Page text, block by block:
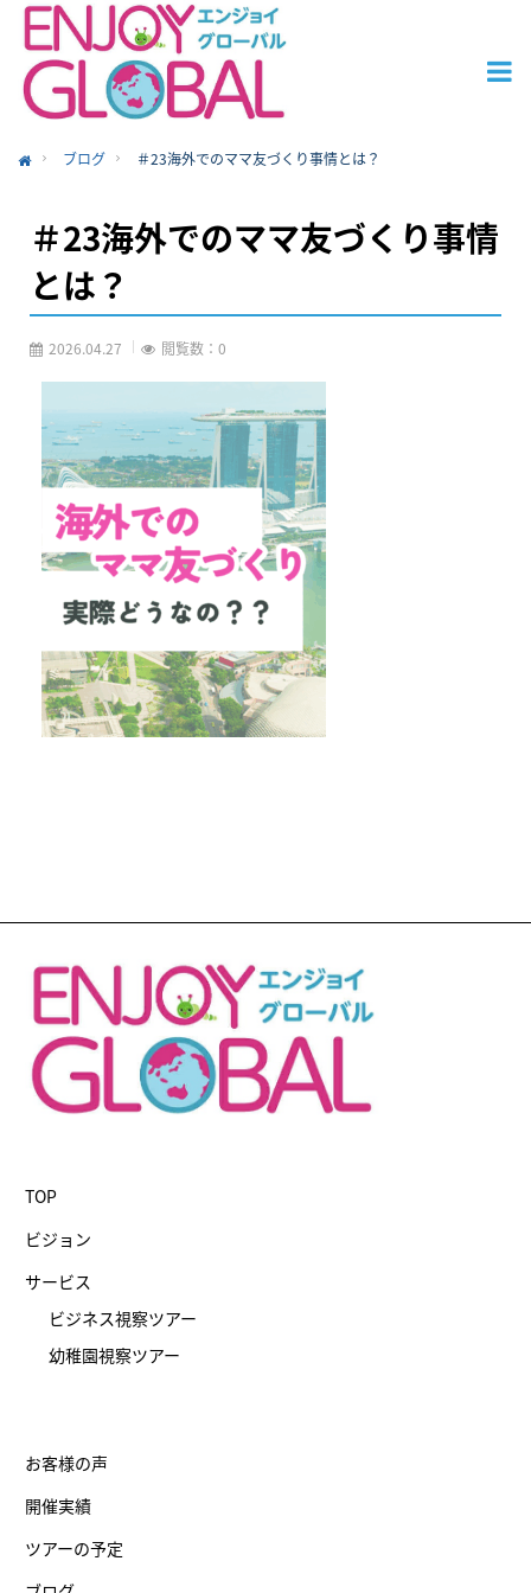
ブログ ＃23海外でのママ友づくり事情とは？
＃23海外でのママ友づくり事情
とは？
2026.04.27 閲覧数：0
TOP
ビジョン
サービス
ビジネス視察ツアー
幼稚園視察ツアー
お客様の声
開催実績
ツアーの予定